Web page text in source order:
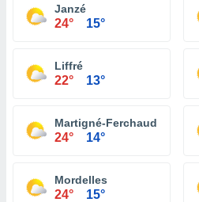
Janzé
24° 15°
Liffré
22° 13°
Martigné-Ferchaud
24° 14°
Mordelles
24° 15°